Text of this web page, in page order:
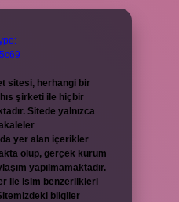
sitesi, herhangi bir
şirketi ile hiçbir
Sitede yalnızca
yer alan içerikler
olup, gerçek kurum
yapılmamaktadır.
ile isim benzerlikleri
bilgiler